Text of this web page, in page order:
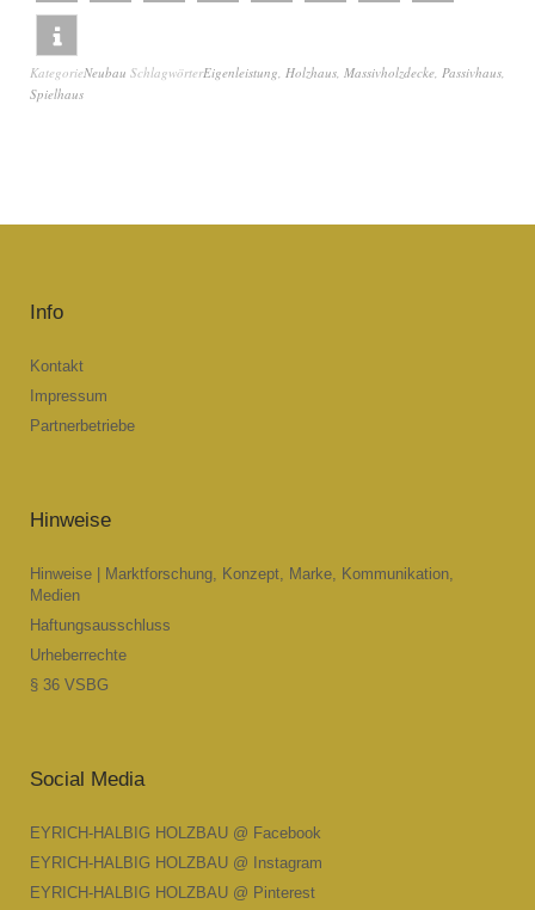
KategorieNeubau SchlagwörterEigenleistung Holzhaus Massivholzdecke Passivhaus
Spielhaus
Info
Kontakt
Impressum
Partnerbetriebe
Hinweise
Hinweise | Marktforschung, Konzept, Marke, Kommunikation,
Medien
Haftungsausschluss
Urheberrechte
§ 36 VSBG
Social Media
EYRICH-HALBIG HOLZBAU @ Facebook
EYRICH-HALBIG HOLZBAU @ Instagram
EYRICH-HALBIG HOLZBAU @ Pinterest